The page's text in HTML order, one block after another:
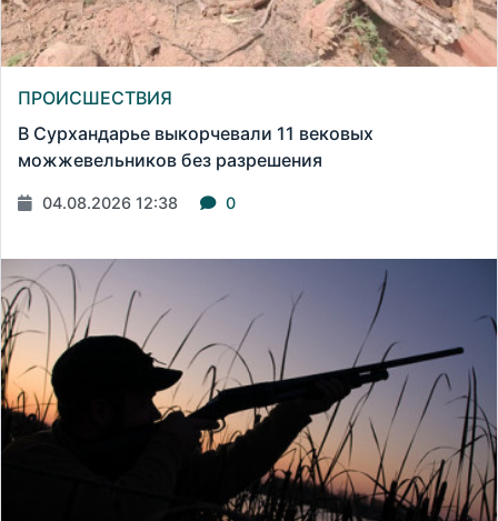
ПРОИСШЕСТВИЯ
В Сурхандарье выкорчевали 11 вековых
можжевельников без разрешения
04.08.2026 12:38 0